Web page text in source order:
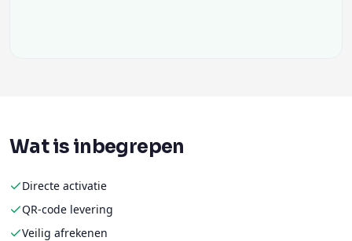
Wat is inbegrepen
Directe activatie
QR-code levering
Veilig afrekenen